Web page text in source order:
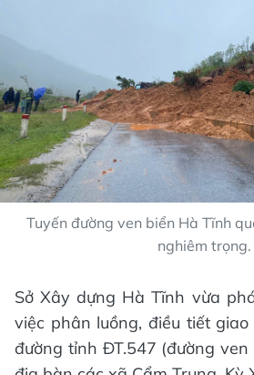
Tuyến đường ven biển Hà Tĩnh
nghiêm trọng.
Sở Xây dựng Hà Tĩnh vừa
việc phân luồng, điều tiết
đường tỉnh ĐT.547 (đường